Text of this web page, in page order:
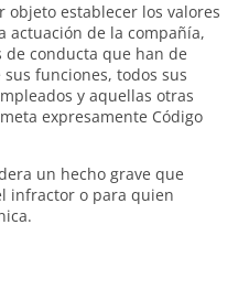
objeto establecer los valores
actuación de la compañía,
de conducta que han de
funciones, todos sus
y aquellas otras
expresamente Código
un hecho grave que
infractor o para quien